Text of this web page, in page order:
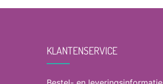
KLANTENSERVICE